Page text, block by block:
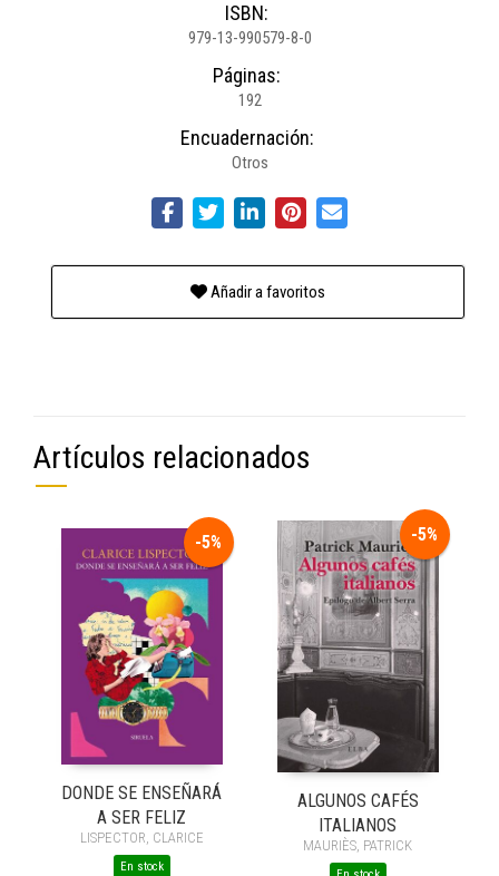
ISBN:
979-13-990579-8-0
Páginas:
192
Encuadernación:
Otros
Añadir a favoritos
Artículos relacionados
-5%
DONDE SE ENSEÑARÁ
A SER FELIZ
LISPECTOR, CLARICE
En stock
-5%
ALGUNOS CAFÉS
ITALIANOS
MAURIÈS, PATRICK